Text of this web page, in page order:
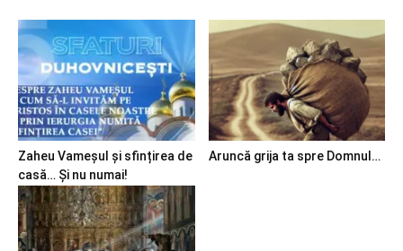
Zaheu Vameșul și sfințirea de
casă… Și nu numai!
Aruncă grija ta spre Domnul…